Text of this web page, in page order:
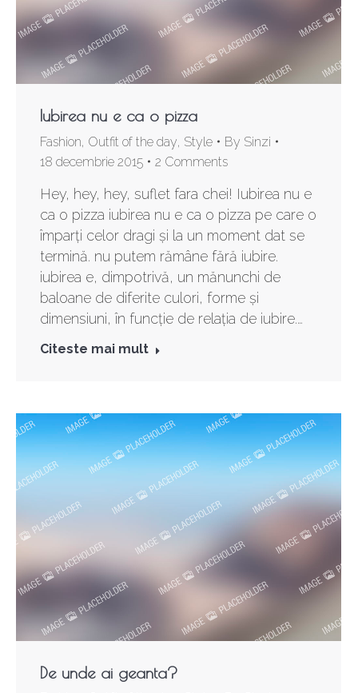
Iubirea nu e ca o pizza
Fashion, Outfit of the day, Style By Sinzi
18 decembrie 2015
2 Comments
Hey, hey, hey, suflet fara chei! Iubirea nu e
ca o pizza iubirea nu e ca o pizza pe care o
împarți celor dragi și la un moment dat se
termină. nu putem rămâne fără iubire.
iubirea e, dimpotrivă, un mănunchi de
baloane de diferite culori, forme și
dimensiuni, în funcție de relația de iubire.…
Citeste mai mult
De unde ai geanta?